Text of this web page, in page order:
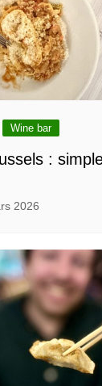
Wine bar
:
2026